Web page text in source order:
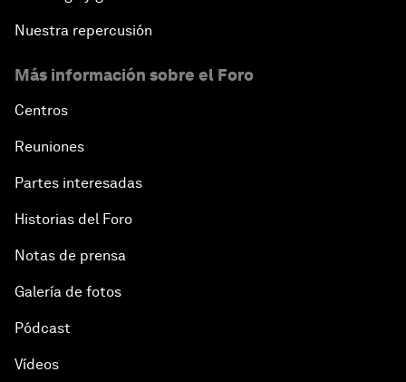
Nuestra repercusión
Más información sobre el Foro
Centros
Reuniones
Partes interesadas
Historias del Foro
Notas de prensa
Galería de fotos
Pódcast
Vídeos